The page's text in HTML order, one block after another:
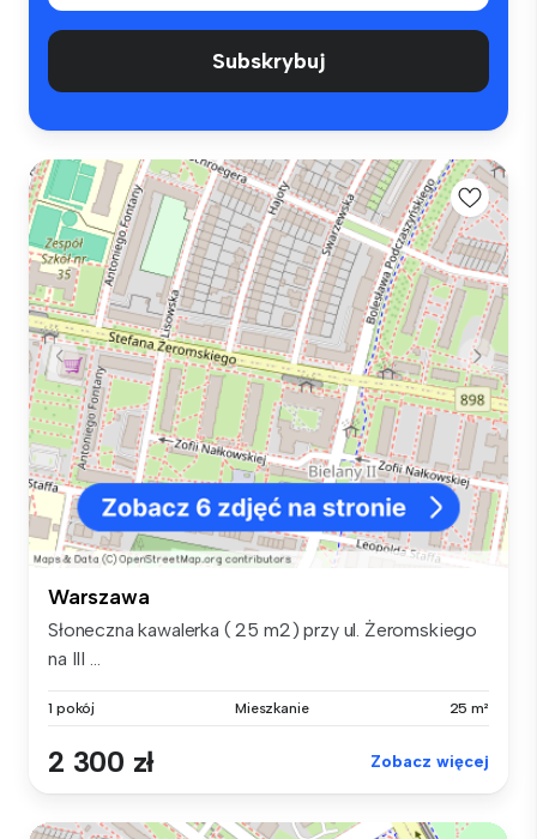
Subskrybuj
Warszawa
Słoneczna kawalerka ( 25 m2) przy ul. Żeromskiego
na III ...
1 pokój Mieszkanie 25 m²
2 300 zł Zobacz więcej